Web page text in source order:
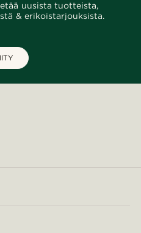
uusista tuotteista,
& erikoistarjouksista.